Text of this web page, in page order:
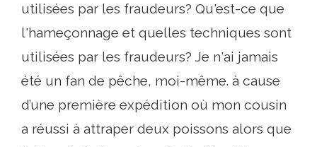
utilisées par les fraudeurs? Qu'est-ce que
l'hameçonnage et quelles techniques sont
utilisées par les fraudeurs? Je n'ai jamais
été un fan de pêche, moi-même. à cause
d’une première expédition où mon cousin
a réussi à attraper deux poissons alors que